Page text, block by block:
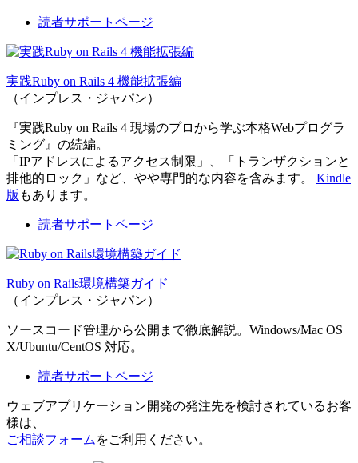
読者サポートページ
実践Ruby on Rails 4 機能拡張編
（インプレス・ジャパン）
『実践Ruby on Rails 4 現場のプロから学ぶ本格Webプログラ
ミング』の続編。
「IPアドレスによるアクセス制限」、「トランザクションと
排他的ロック」など、やや専門的な内容を含みます。 Kindle
版 もあります。
読者サポートページ
Ruby on Rails環境構築ガイド
（インプレス・ジャパン）
ソースコード管理から公開まで徹底解説。Windows/Mac OS
X/Ubuntu/CentOS 対応。
読者サポートページ
ウェブアプリケーション開発の発注先を検討されているお客
様は、
ご相談フォーム をご利用ください。